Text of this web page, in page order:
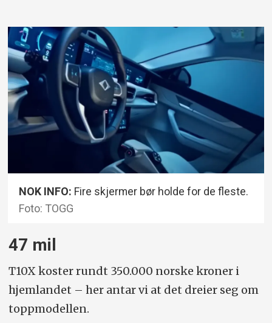
NOK INFO: Fire skjermer bør holde for de fleste.
Foto: TOGG
47 mil
T10X koster rundt 350.000 norske kroner i
hjemlandet – her antar vi at det dreier seg om
toppmodellen.